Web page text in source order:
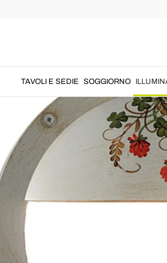
TAVOLI E SEDIE SOGGIORNO